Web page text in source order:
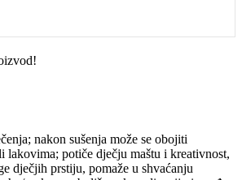
nakon sušenja može se obojiti
lakovima; potiče dječju maštu i kreativnost,
dječjih prstiju, pomaže u shvaćanju